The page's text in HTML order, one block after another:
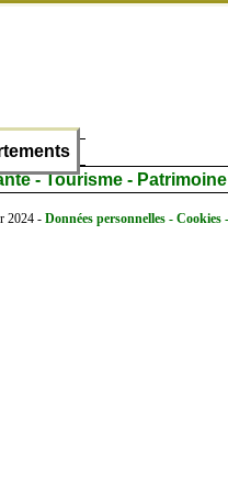
- Tourisme -
2024 - Données personnelles - Cookies